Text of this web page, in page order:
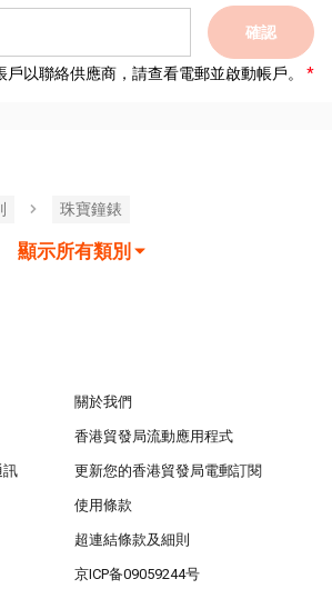
確認
以聯絡供應商，請查看電郵並啟動帳戶。
珠寶鐘錶
顯示所有類別
關於我們
香港貿發局流動應用程式
訊 更新您的香港貿發局電郵訂閱
使用條款
超連結條款及細則
京ICP备09059244号